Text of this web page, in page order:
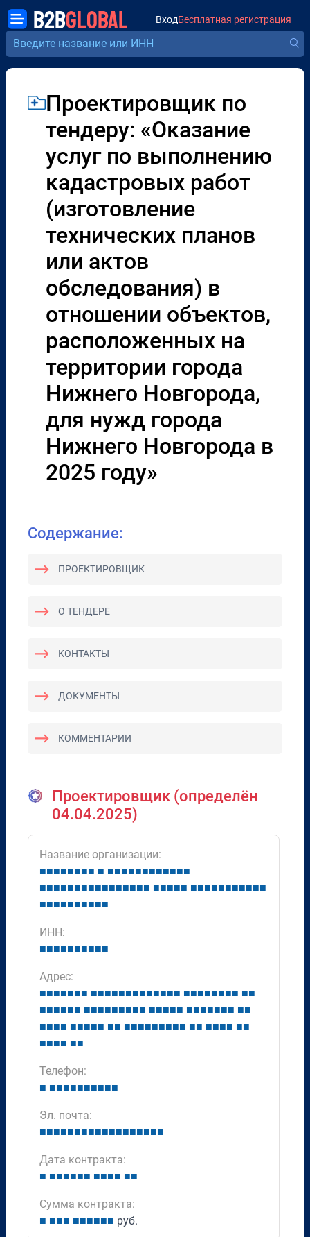
B2BGLOBAL ВходБесплатная регистрация
Проектировщик по
тендеру: «Оказание
услуг по выполнению
кадастровых работ
(изготовление
технических планов
или актов
обследования) в
отношении объектов,
расположенных на
территории города
Нижнего Новгорода,
для нужд города
Нижнего Новгорода в
2025 году»
Содержание:
ПРОЕКТИРОВЩИК
О ТЕНДЕРЕ
КОНТАКТЫ
ДОКУМЕНТЫ
КОММЕНТАРИИ
Проектировщик (определён
04.04.2025)
Название организации:
■■■■■■■■ ■ ■■■■■■■■■■■■
■■■■■■■■■■■■■■■■ ■■■■■ ■■■■■■■■■■■
■■■■■■■■■■
ИНН:
■■■■■■■■■■
Адрес:
■■■■■■■ ■■■■■■■■■■■■■ ■■■■■■■■ ■■
■■■■■■ ■■■■■■■■■ ■■■■■ ■■■■■■■ ■■
■■■■ ■■■■■ ■■ ■■■■■■■■■ ■■ ■■■■ ■■
■■■■ ■■
Телефон:
■ ■■■■■■■■■■
Эл. почта:
■■■■■■■■■■■■■■■■■■
Дата контракта:
■ ■■■■■■ ■■■■ ■■
Сумма контракта:
■ ■■■ ■■■■■■ руб.